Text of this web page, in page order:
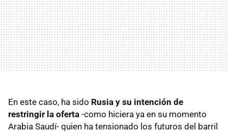
En este caso, ha sido Rusia y su intención de
restringir la oferta -como hiciera ya en su momento
Arabia Saudí- quien ha tensionado los futuros del barril